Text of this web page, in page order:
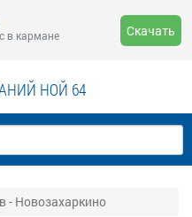
в кармане
Скачать
НОЙ 64
- Новозахаркино